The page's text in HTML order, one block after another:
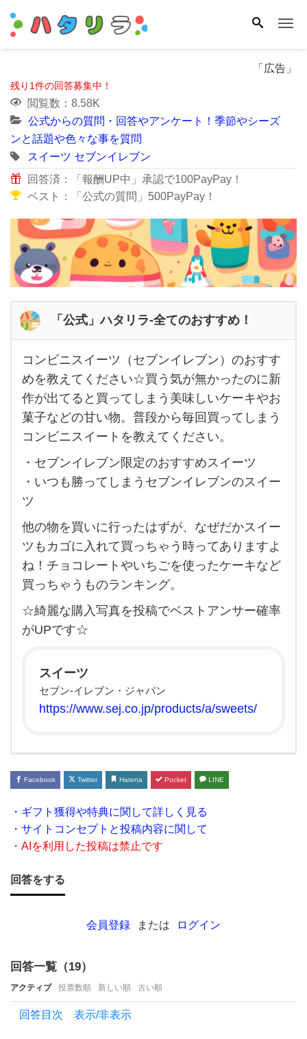
「広告」
残り1件の回答募集中！
閲覧数：8.58K
公式からの質問・回答やアンケート！季節やシーズ
ンと話題や色々な事を質問
スイーツ セブンイレブン
回答済：「報酬UP中」承認で100PayPay！
ベスト：「公式の質問」500PayPay！
「公式」ハタリラ-全てのおすすめ！
コ
ン
ビ
ニ
ス
イー
ツ
ブ
ン
イ
ブ
ン）
お
す
え
て
く
だ
い☆
っ
た
の
コンビニスイーツ（セブンイレブン）のおすす
めを教えてください☆買う気が無かったのに新
作が出てると買ってしまう美味しいケーキやお
菓子などの甘い物。普段から毎回買ってしまう
コンビニスイートを教えてください。
・セブンイレブン限定のおすすめスイーツ
・いつも勝ってしまうセブンイレブンのスイー
ツ
他の物を買いに行ったはずが、なぜだかスイー
ツもカゴに入れて買っちゃう時ってありますよ
ね！チョコレートやいちごを使ったケーキなど
買っちゃうものランキング。
☆綺麗な購入写真を投稿でベストアンサー確率
がUPです☆
スイーツ
セブン‐イレブン・ジャパン
https://www.sej.co.jp/products/a/sweets/
Facebook Twitter Hatena Pocket LINE
・ギフト獲得や特典に関して詳しく見る
・サイトコンセプトと投稿内容に関して
・AIを利用した投稿は禁止です
回答をする
会員登録 または ログイン
回答一覧（19）
アクティブ 投票数順 新しい順 古い順
回答目次 表示/非表示